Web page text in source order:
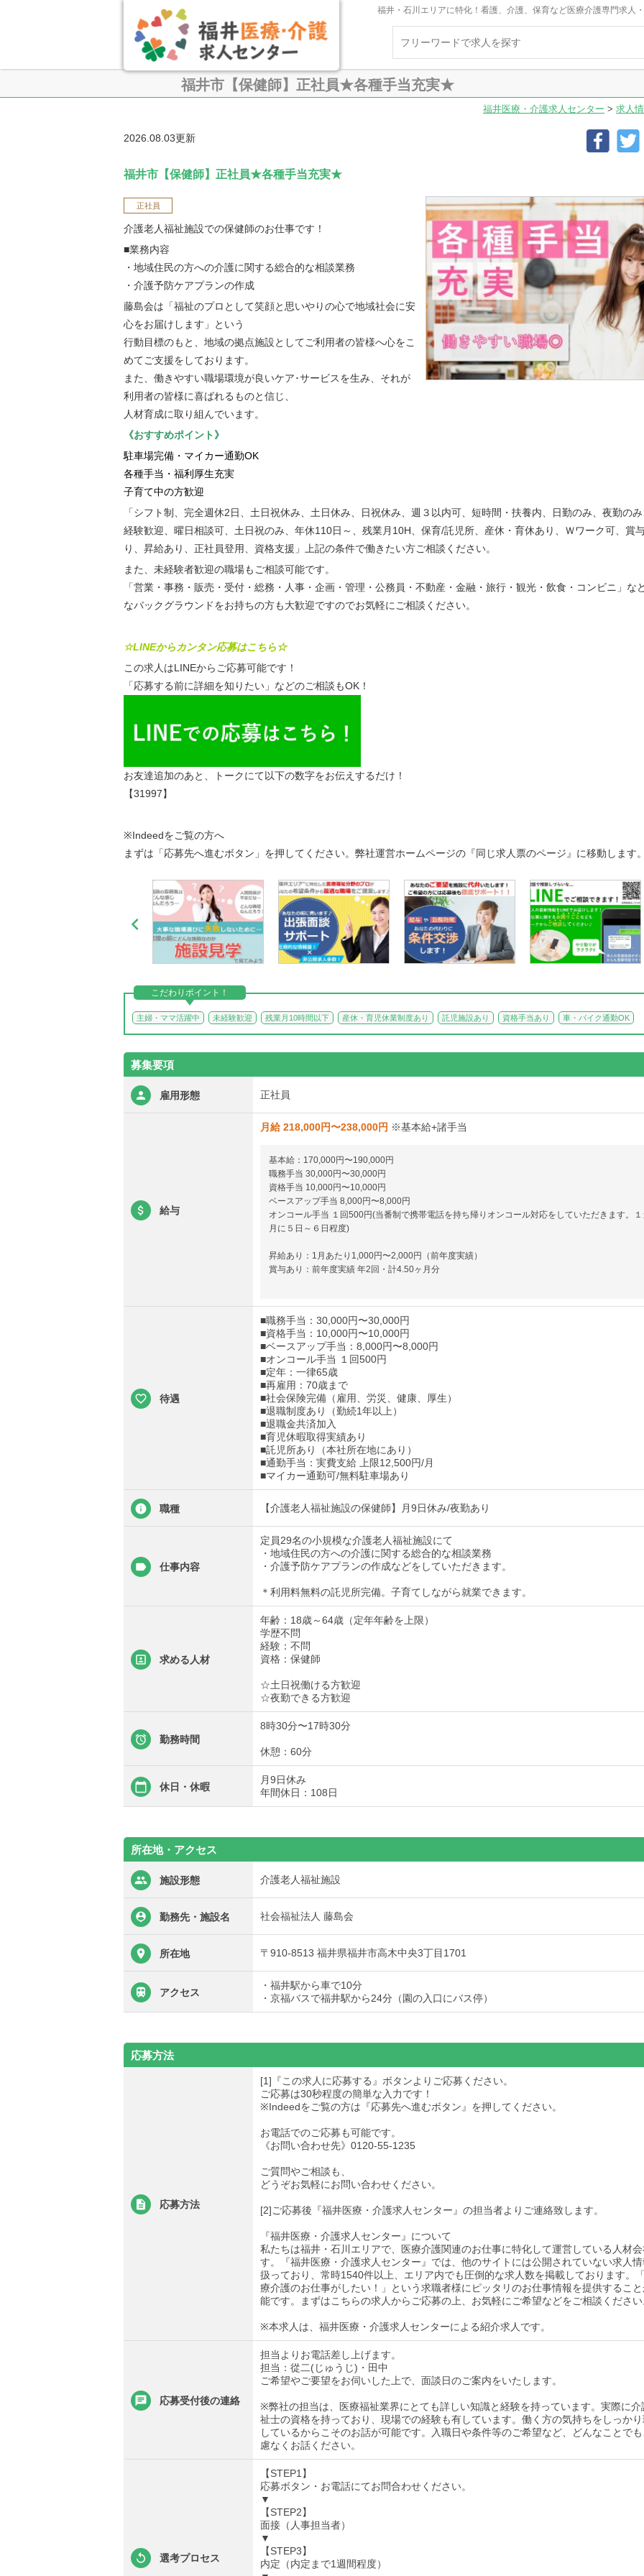
福井・石川エリアに特化！看護、介護、保育など医療介護専門求人
福井市【保健師】正社員★各種手当充実★
福井医療・介護求人センター > 求人
2026.08.03更新
福井市【保健師】正社員★各種手当充実★
正社員
介護老人福祉施設での保健師のお仕事です！
■業務内容
・地域住民の方への介護に関する総合的な相談業務
・介護予防ケアプランの作成
藤島会は「福祉のプロとして笑顔と思いやりの心で地域社会に安
心をお届けします」という
行動目標のもと、地域の拠点施設としてご利用者の皆様へ心をこ
めてご支援をしております。
また、働きやすい職場環境が良いケア･サービスを生み、それが
利用者の皆様に喜ばれるものと信じ、
人材育成に取り組んでいます。
《おすすめポイント》
駐車場完備・マイカー通勤OK
各種手当・福利厚生充実
子育て中の方歓迎
「シフト制、完全週休2日、土日祝休み、土日休み、日祝休み、週３以内可、短時間・扶養内、日勤のみ、夜勤の
経験歓迎、曜日相談可、土日祝のみ、年休110日～、残業月10H、保育/託児所、産休・育休あり、Ｗワーク可、賞
り、昇給あり、正社員登用、資格支援」上記の条件で働きたい方ご相談ください。
また、未経験者歓迎の職場もご相談可能です。
「営業・事務・販売・受付・総務・人事・企画・管理・公務員・不動産・金融・旅行・観光・飲食・コンビニ」な
なバックグラウンドをお持ちの方も大歓迎ですのでお気軽にご相談ください。
☆LINEからカンタン応募はこちら☆
この求人はLINEからご応募可能です！
「応募する前に詳細を知りたい」などのご相談もOK！
お友達追加のあと、トークにて以下の数字をお伝えするだけ！
【31997】
※Indeedをご覧の方へ
まずは「応募先へ進むボタン」を押してください。弊社運営ホームページの『同じ求人票のページ』に移動します

こだわりポイント！
主婦・ママ活躍中 未経験歓迎 残業月10時間以下 産休・育児休業制度あり 託児施設あり 資格手当あり 車・バイク通勤OK
募集要項
雇用形態 正社員
給与
月給 218,000円〜238,000円 ※基本給+諸手当
基本給：170,000円〜190,000円
職務手当 30,000円〜30,000円
資格手当 10,000円〜10,000円
ベースアップ手当 8,000円〜8,000円
オンコール手当 １回500円(当番制で携帯電話を持ち帰りオンコール対応をしていただきます。
月に５日～６日程度)
昇給あり：1月あたり1,000円〜2,000円（前年度実績）
賞与あり：前年度実績 年2回・計4.50ヶ月分
待遇
■職務手当：30,000円〜30,000円
■資格手当：10,000円〜10,000円
■ベースアップ手当：8,000円〜8,000円
■オンコール手当 １回500円
■定年：一律65歳
■再雇用：70歳まで
■社会保険完備（雇用、労災、健康、厚生）
■退職制度あり（勤続1年以上）
■退職金共済加入
■育児休暇取得実績あり
■託児所あり（本社所在地にあり）
■通勤手当：実費支給 上限12,500円/月
■マイカー通勤可/無料駐車場あり
職種 【介護老人福祉施設の保健師】月9日休み/夜勤あり
仕事内容
定員29名の小規模な介護老人福祉施設にて
・地域住民の方への介護に関する総合的な相談業務
・介護予防ケアプランの作成などをしていただきます。
＊利用料無料の託児所完備。子育てしながら就業できます。
求める人材
年齢：18歳～64歳（定年年齢を上限）
学歴不問
経験：不問
資格：保健師
☆土日祝働ける方歓迎
☆夜勤できる方歓迎
勤務時間
8時30分〜17時30分
休憩：60分
休日・休暇
月9日休み
年間休日：108日
所在地・アクセス
施設形態 介護老人福祉施設
勤務先・施設名 社会福祉法人 藤島会
所在地 〒910-8513 福井県福井市高木中央3丁目1701
アクセス
・福井駅から車で10分
・京福バスで福井駅から24分（園の入口にバス停）
応募方法
応募方法
[1]『この求人に応募する』ボタンよりご応募ください。
ご応募は30秒程度の簡単な入力です！
※Indeedをご覧の方は『応募先へ進むボタン』を押してください。
お電話でのご応募も可能です。
《お問い合わせ先》0120-55-1235
ご質問やご相談も、
どうぞお気軽にお問い合わせください。
[2]ご応募後『福井医療・介護求人センター』の担当者よりご連絡致します。
『福井医療・介護求人センター』について
私たちは福井・石川エリアで、医療介護関連のお仕事に特化して運営している人材
す。『福井医療・介護求人センター』では、他のサイトには公開されていない求人
扱っており、常時1540件以上、エリア内でも圧倒的な求人数を掲載しております。
療介護のお仕事がしたい！」という求職者様にピッタリのお仕事情報を提供するこ
能です。まずはこちらの求人からご応募の上、お気軽にご希望などをご相談くださ
※本求人は、福井医療・介護求人センターによる紹介求人です。
応募受付後の連絡
担当よりお電話差し上げます。
担当：從二(じゅうじ)・田中
ご希望やご要望をお伺いした上で、面談日のご案内をいたします。
※弊社の担当は、医療福祉業界にとても詳しい知識と経験を持っています。実際に介
祉士の資格を持っており、現場での経験も有しています。働く方の気持ちをしっか
しているからこそのお話が可能です。入職日や条件等のご希望など、どんなことで
慮なくお話ください。
選考プロセス
【STEP1】
応募ボタン・お電話にてお問合わせください。
▼
【STEP2】
面接（人事担当者）
▼
【STEP3】
内定（内定まで1週間程度）